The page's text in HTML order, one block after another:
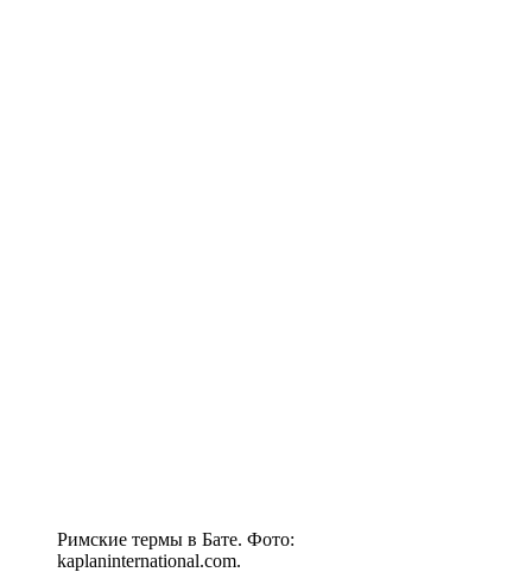
Римские термы в Бате. Фото:
kaplaninternational.com.